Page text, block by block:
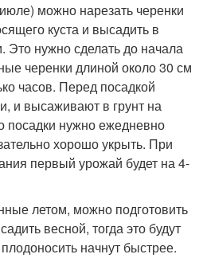
можно нарезать черенки
куста и высадить в
нужно сделать до начала
черенки длиной около 30 см
часов. Перед посадкой
и высаживают в грунт на
посадки нужно ежедневно
хорошо укрыть. При
первый урожай будет на 4-
летом, можно подготовить
весной, тогда это будут
начнут быстрее.